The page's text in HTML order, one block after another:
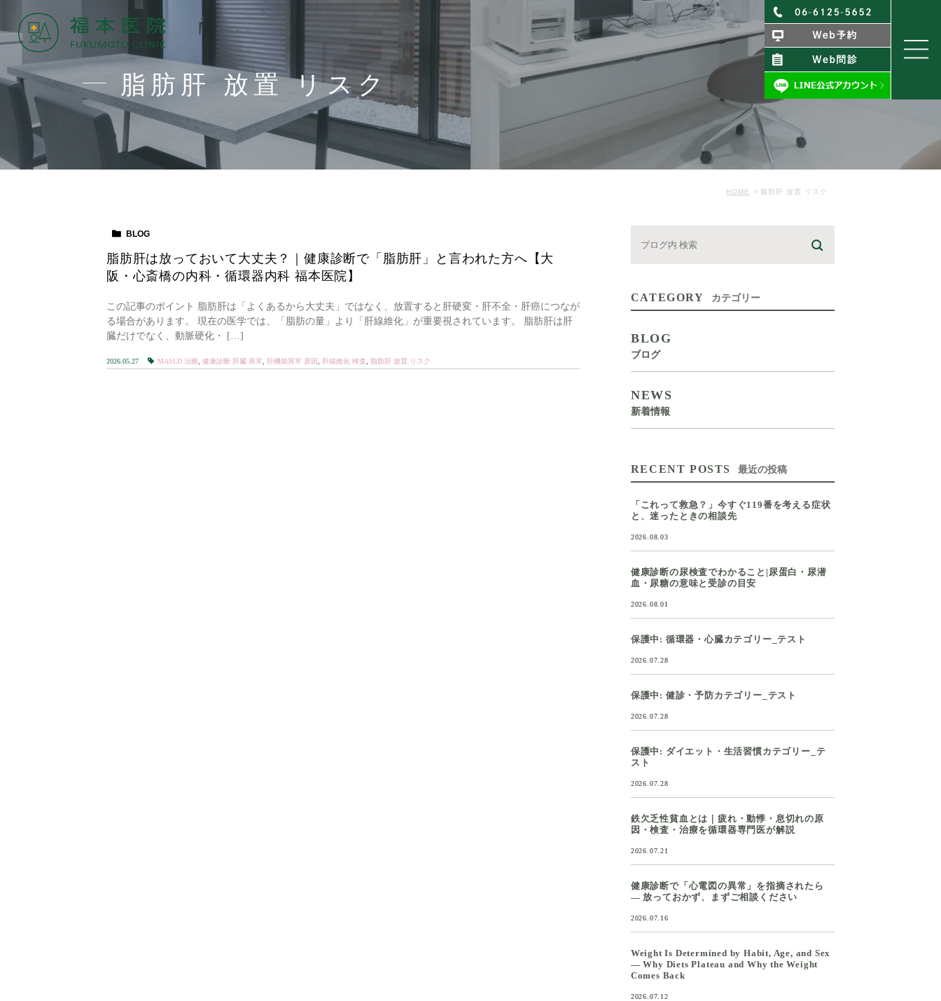
脂肪肝 放置 リスク
HOME 脂肪肝 放置 リスク
BLOG
脂肪肝は放っておいて大丈夫？｜健康診断で「脂肪肝」と言われた方へ【大
阪・心斎橋の内科・循環器内科 福本医院】
この記事のポイント 脂肪肝は「よくあるから大丈夫」ではなく、放置すると肝硬変・肝不全・肝癌につなが
る場合があります。 現在の医学では、「脂肪の量」より「肝線維化」が重要視されています。 脂肪肝は肝
臓だけでなく、動脈硬化・ […]
2026.05.27 MASLD 治療 健康診断 肝臓 異常 肝機能異常 原因 肝線維化 検査 脂肪肝 放置 リスク
CATEGORY カテゴリー
BLOG
ブログ
NEWS
新着情報
RECENT POSTS 最近の投稿
「これって救急？」今すぐ119番を考える症状
と、迷ったときの相談先
2026.08.03
健康診断の尿検査でわかること|尿蛋白・尿潜
血・尿糖の意味と受診の目安
2026.08.01
保護中: 循環器・心臓カテゴリー_テスト
2026.07.28
保護中: 健診・予防カテゴリー_テスト
2026.07.28
保護中: ダイエット・生活習慣カテゴリー_テ
スト
2026.07.28
鉄欠乏性貧血とは｜疲れ・動悸・息切れの原
因・検査・治療を循環器専門医が解説
2026.07.21
健康診断で「心電図の異常」を指摘されたら
― 放っておかず、まずご相談ください
2026.07.16
Weight Is Determined by Habit, Age, and Sex
— Why Diets Plateau and Why the Weight
Comes Back
2026.07.12